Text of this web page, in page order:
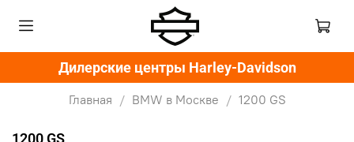
Дилерские центры Harley-Davidson
Главная BMW в Москве 1200 GS
1200 GS